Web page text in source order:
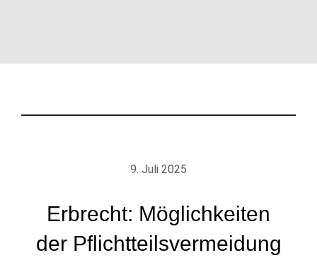
Erbrecht: Möglichkeiten
der Pflichtteilsvermeidung
9. Juli 2025